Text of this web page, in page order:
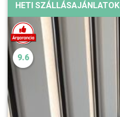
HETI SZÁLLÁSAJÁNLATOK
9.6